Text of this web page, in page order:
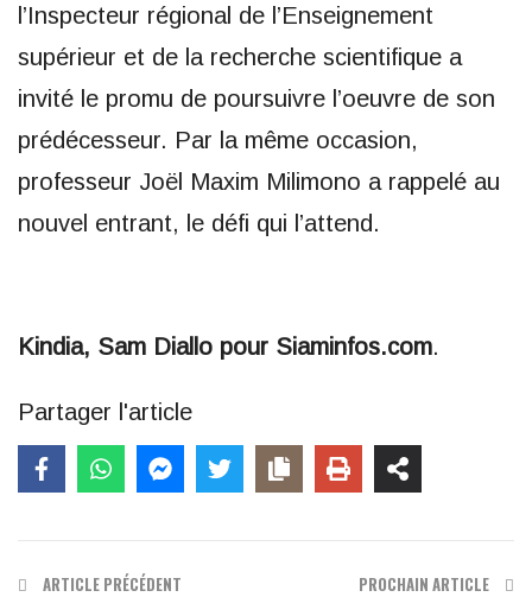
l’Inspecteur régional de l’Enseignement
supérieur et de la recherche scientifique a
invité le promu de poursuivre l’oeuvre de son
prédécesseur. Par la même occasion,
professeur Joël Maxim Milimono a rappelé au
nouvel entrant, le défi qui l’attend.
Kindia, Sam Diallo pour Siaminfos.com.
Partager l'article
ARTICLE PRÉCÉDENT PROCHAIN ARTICLE